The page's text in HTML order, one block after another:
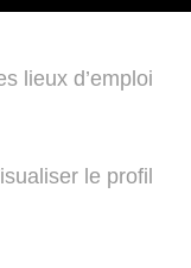
lieux d’emploi
le profil